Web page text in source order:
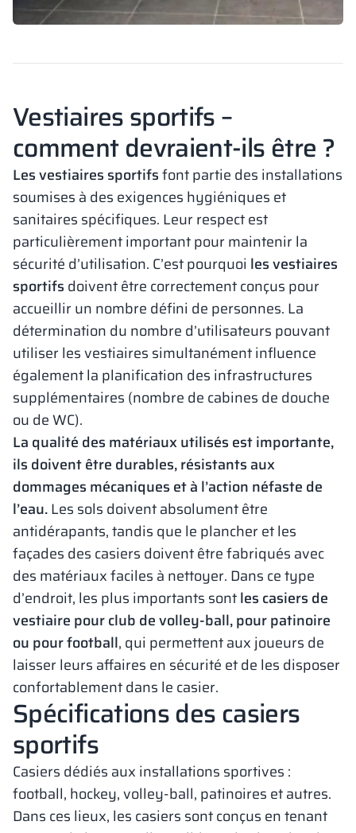
Vestiaires sportifs –
comment devraient-ils être ?
Les vestiaires sportifsfont partie des installations
soumises à des exigences hygiéniques et
sanitaires spécifiques. Leur respect est
particulièrement important pour maintenir la
sécurité d’utilisation. C’est pourquoi les vestiaires
sportifs doivent être correctement conçus pour
accueillir un nombre défini de personnes. La
détermination du nombre d’utilisateurs pouvant
utiliser les vestiaires simultanément influence
également la planification des infrastructures
supplémentaires (nombre de cabines de douche
ou de WC).
La qualité des matériaux utilisés est importante,
ils doivent être durables, résistants aux
dommages mécaniques et à l’action néfaste de
l’eau.Les sols doivent absolument être
antidérapants, tandis que le plancher et les
façades des casiers doivent être fabriqués avec
des matériaux faciles à nettoyer. Dans ce type
d’endroit, les plus importants sontles casiers de
vestiaire pour club de volley-ball, pour patinoire
ou pour football, qui permettent aux joueurs de
laisser leurs affaires en sécurité et de les disposer
confortablement dans le casier.
Spécifications des casiers
sportifs
Casiers dédiés aux installations sportives :
football, hockey, volley-ball, patinoires et autres.
Dans ces lieux, les casiers sont conçus en tenant